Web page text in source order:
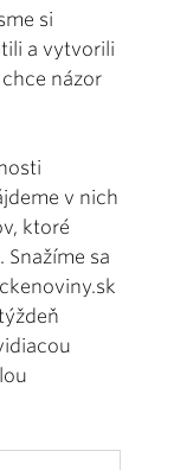
si
a vytvorili
názor
v nich
ktoré
sa